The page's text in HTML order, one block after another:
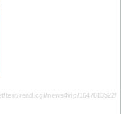
test/read.cgi/news4vip/1647813522/